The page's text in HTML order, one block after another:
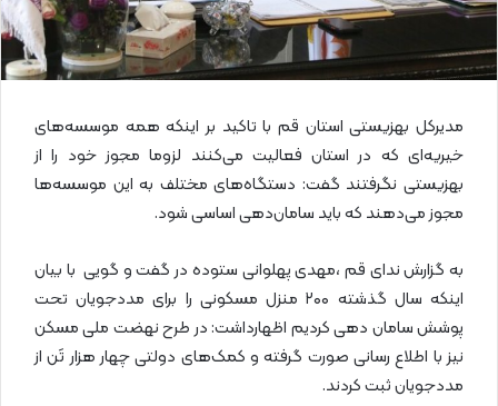
مدیرکل بهزیستی استان قم با تاکید بر اینکه همه موسسه‌های
خیریه‌ای که در استان فعالیت می‌کنند لزوما مجوز خود را از
بهزیستی نگرفتند گفت: دستگاه‌های مختلف به این موسسه‌ها
مجوز می‌دهند که باید سامان‌دهی اساسی شود.
به گزارش ندای قم ،مهدی پهلوانی ستوده در گفت و گویی با بیان
اینکه سال گذشته ۲۰۰ منزل مسکونی را برای مددجویان تحت
پوشش سامان دهی کردیم اظهارداشت: در طرح نهضت ملی مسکن
نیز با اطلاع رسانی صورت گرفته و کمک‌های دولتی چهار هزار تَن از
مددجویان ثبت کردند.